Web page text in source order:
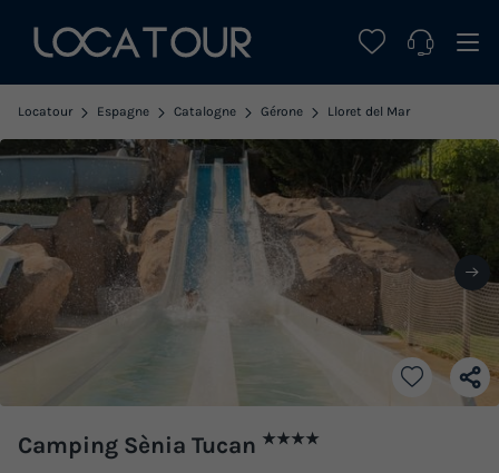
Locatour Espagne Catalogne Gérone Lloret del Mar
Camping Sènia Tucan ★★★★